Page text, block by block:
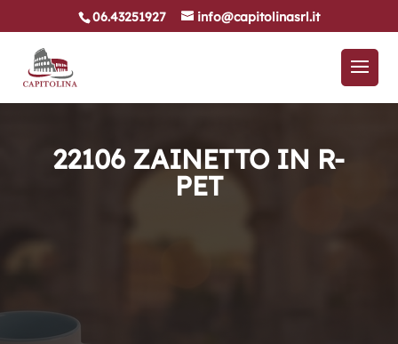
06.43251927 info@capitolinasrl.it
22106 ZAINETTO IN R-
PET